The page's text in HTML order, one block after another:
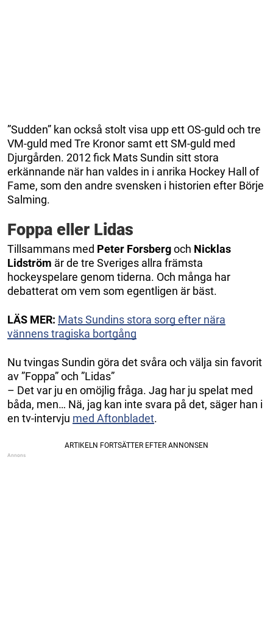
”Sudden” kan också stolt visa upp ett OS-guld och tre
VM-guld med Tre Kronor samt ett SM-guld med
Djurgården. 2012 fick Mats Sundin sitt stora
erkännande när han valdes in i anrika Hockey Hall of
Fame, som den andre svensken i historien efter Börje
Salming.
Foppa eller Lidas
Tillsammans med Peter Forsbergoch Nicklas
Lidström är de tre Sveriges allra främsta
hockeyspelare genom tiderna. Och många har
debatterat om vem som egentligen är bäst.
LÄS MER: Mats Sundins stora sorg efter nära
vännens tragiska bortgång
Nu tvingas Sundin göra det svåra och välja sin favorit
av ”Foppa” och ”Lidas”
– Det var ju en omöjlig fråga. Jag har ju spelat med
båda, men… Nä, jag kan inte svara på det, säger han i
en tv-intervju med Aftonbladet.